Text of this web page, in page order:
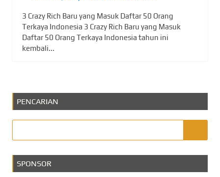
3 Crazy Rich Baru yang Masuk Daftar 50 Orang
Terkaya Indonesia 3 Crazy Rich Baru yang Masuk
Daftar 50 Orang Terkaya Indonesia tahun ini
kembali...
PENCARIAN
SPONSOR